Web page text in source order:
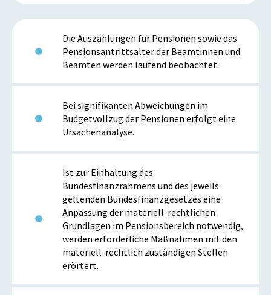
Die Auszahlungen für Pensionen sowie das
Pensionsantrittsalter der Beamtinnen und
Beamten werden laufend beobachtet.
Bei signifikanten Abweichungen im
Budgetvollzug der Pensionen erfolgt eine
Ursachenanalyse.
Ist zur Einhaltung des
Bundesfinanzrahmens und des jeweils
geltenden Bundesfinanzgesetzes eine
Anpassung der materiell-rechtlichen
Grundlagen im Pensionsbereich notwendig,
werden erforderliche Maßnahmen mit den
materiell-rechtlich zuständigen Stellen
erörtert.